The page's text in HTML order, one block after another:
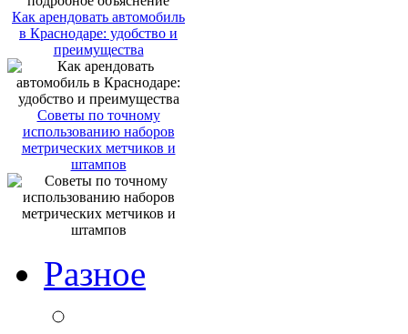
Как арендовать автомобиль
в Краснодаре: удобство и
преимущества
Советы по точному
использованию наборов
метрических метчиков и
штампов
Разное